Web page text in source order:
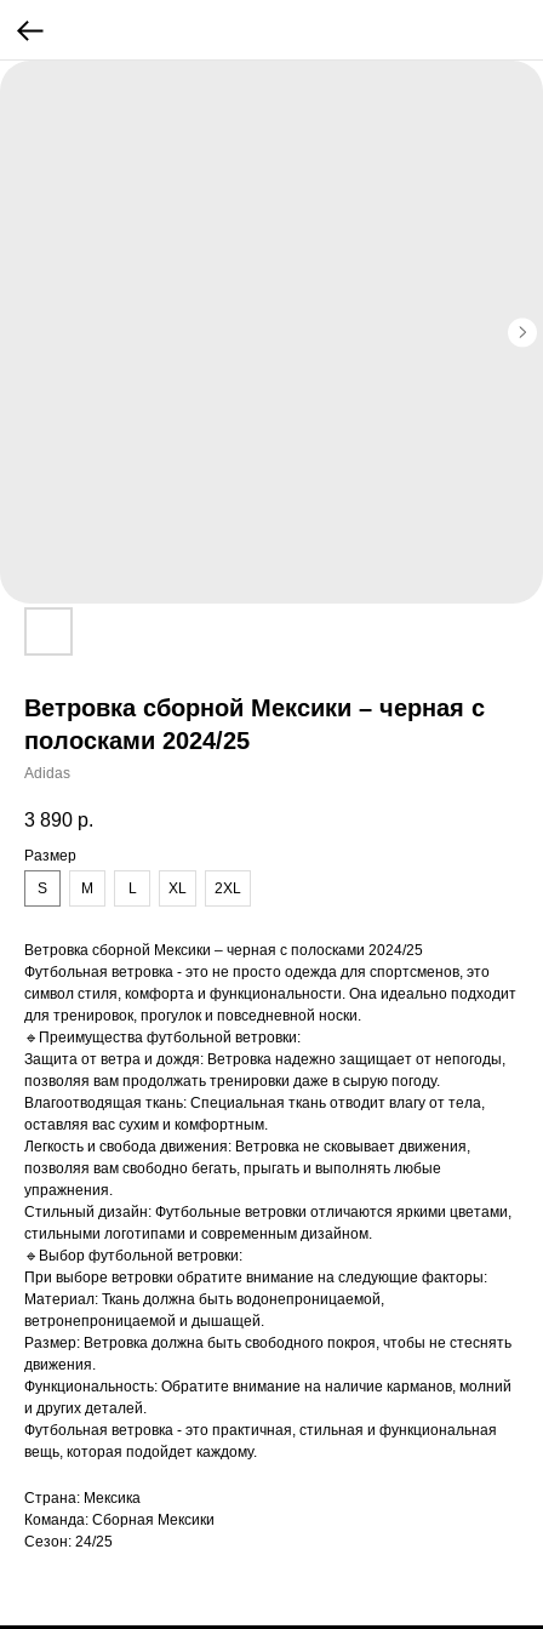
Ветровка сборной Мексики – черная с
полосками 2024/25
Adidas
3 890 р.
Размер
S
M L XL 2XL
Ветровка сборной Мексики – черная с полосками 2024/25
Футбольная ветровка - это не просто одежда для спортсменов, это
символ стиля, комфорта и функциональности. Она идеально подходит
для тренировок, прогулок и повседневной носки.
🔹Преимущества футбольной ветровки:
Защита от ветра и дождя: Ветровка надежно защищает от непогоды,
позволяя вам продолжать тренировки даже в сырую погоду.
Влагоотводящая ткань: Специальная ткань отводит влагу от тела,
оставляя вас сухим и комфортным.
Легкость и свобода движения: Ветровка не сковывает движения,
позволяя вам свободно бегать, прыгать и выполнять любые
упражнения.
Стильный дизайн: Футбольные ветровки отличаются яркими цветами,
стильными логотипами и современным дизайном.
🔹Выбор футбольной ветровки:
При выборе ветровки обратите внимание на следующие факторы:
Материал: Ткань должна быть водонепроницаемой,
ветронепроницаемой и дышащей.
Размер: Ветровка должна быть свободного покроя, чтобы не стеснять
движения.
Функциональность: Обратите внимание на наличие карманов, молний
и других деталей.
Футбольная ветровка - это практичная, стильная и функциональная
вещь, которая подойдет каждому.
Страна: Мексика
Команда: Сборная Мексики
Сезон: 24/25